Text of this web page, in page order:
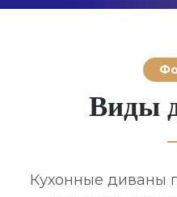
Виды
Кухонные диваны